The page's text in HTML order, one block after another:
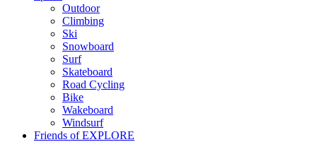
Outdoor
Climbing
Ski
Snowboard
Surf
Skateboard
Road Cycling
Bike
Wakeboard
Windsurf
Friends of EXPLORE